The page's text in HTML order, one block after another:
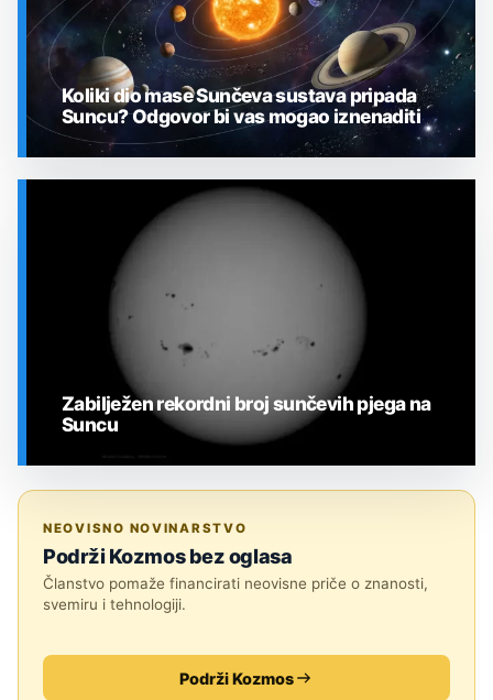
Koliki dio mase Sunčeva sustava pripada
Suncu? Odgovor bi vas mogao iznenaditi
Zabilježen rekordni broj sunčevih pjega na
Suncu
NEOVISNO NOVINARSTVO
Podrži Kozmos bez oglasa
Članstvo pomaže financirati neovisne priče o znanosti,
svemiru i tehnologiji.
Podrži Kozmos